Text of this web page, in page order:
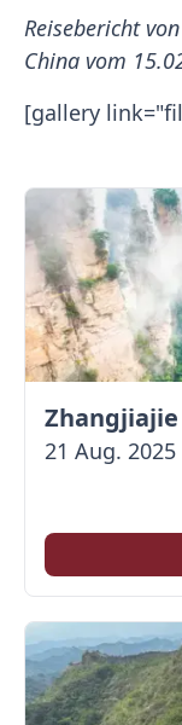
Reisebericht
China vom
[gallery
21 Aug. 2025